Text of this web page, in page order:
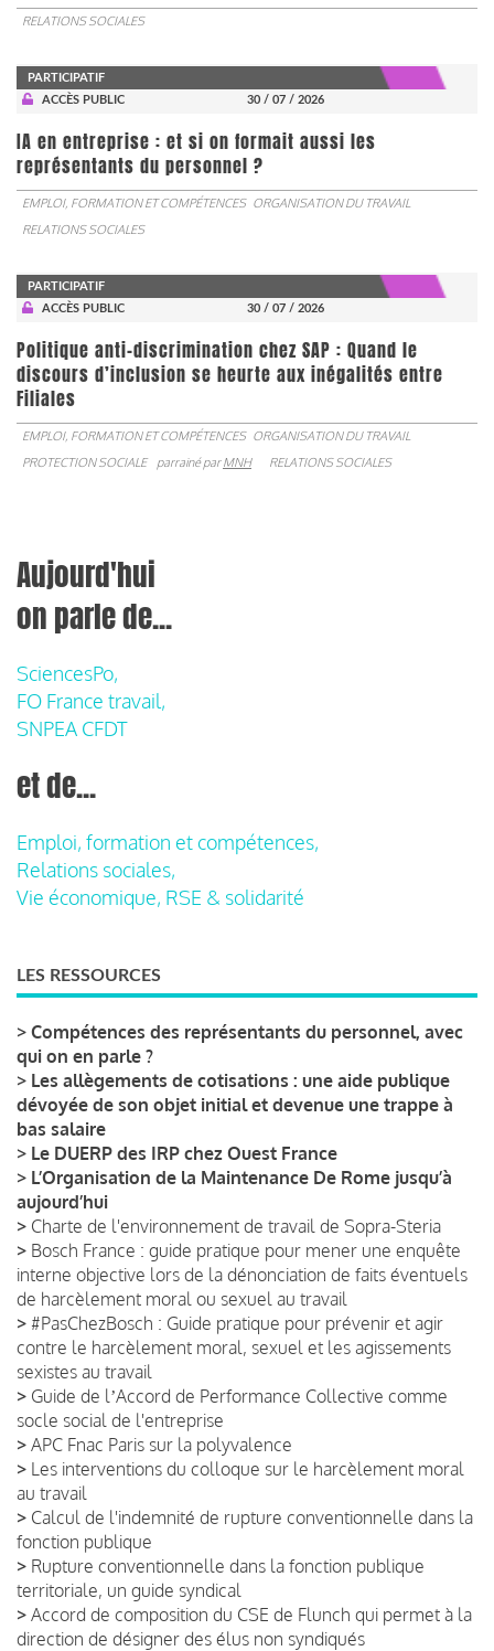
RELATIONS SOCIALES
PARTICIPATIF
ACCÈS PUBLIC
30 / 07 / 2026
IA en entreprise : et si on formait aussi les
représentants du personnel ?
EMPLOI, FORMATION ET COMPÉTENCES ORGANISATION DU TRAVAIL
RELATIONS SOCIALES
PARTICIPATIF
ACCÈS PUBLIC
30 / 07 / 2026
Politique anti-discrimination chez SAP : Quand le
discours d’inclusion se heurte aux inégalités entre
Filiales
EMPLOI, FORMATION ET COMPÉTENCES ORGANISATION DU TRAVAIL
PROTECTION SOCIALE
parrainé parMNH RELATIONS SOCIALES
Aujourd'hui
on parle de...
SciencesPo,
FO France travail,
SNPEA CFDT
et de...
Emploi, formation et compétences,
Relations sociales,
Vie économique, RSE & solidarité
LES RESSOURCES
> Compétences des représentants du personnel, avec
qui on en parle ?
> Les allègements de cotisations : une aide publique
dévoyée de son objet initial et devenue une trappe à
bas salaire
> Le DUERP des IRP chez Ouest France
> L’Organisation de la Maintenance De Rome jusqu’à
aujourd’hui
> Charte de l'environnement de travail de Sopra-Steria
> Bosch France : guide pratique pour mener une enquête
interne objective lors de la dénonciation de faits éventuels
de harcèlement moral ou sexuel au travail
> #PasChezBosch : Guide pratique pour prévenir et agir
contre le harcèlement moral, sexuel et les agissements
sexistes au travail
> Guide de lʼAccord de Performance Collective comme
socle social de l'entreprise
> APC Fnac Paris sur la polyvalence
> Les interventions du colloque sur le harcèlement moral
au travail
> Calcul de l'indemnité de rupture conventionnelle dans la
fonction publique
> Rupture conventionnelle dans la fonction publique
territoriale, un guide syndical
> Accord de composition du CSE de Flunch qui permet à la
direction de désigner des élus non syndiqués